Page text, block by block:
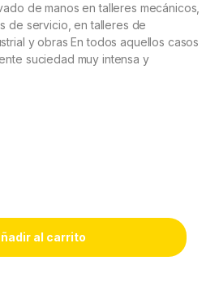
de manos en talleres mecánicos,
de servicio, en talleres de
y obras En todos aquellos casos
suciedad muy intensa y
al carrito